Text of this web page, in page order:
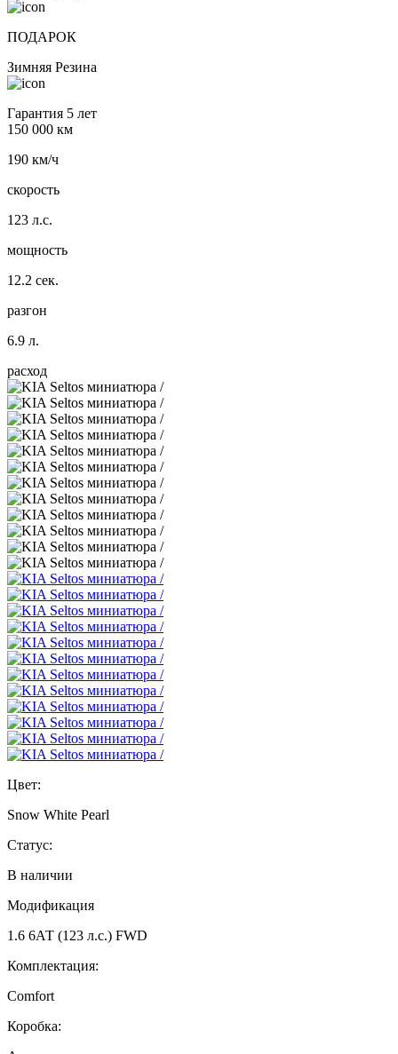
ПОДАРОК
Зимняя Резина
Гарантия 5 лет
150 000 км
190 км/ч
скорость
123 л.с.
мощность
12.2 сек.
разгон
6.9 л.
расход
Цвет:
Snow White Pearl
Статус:
В наличии
Модификация
1.6 6АТ (123 л.с.) FWD
Комплектация:
Comfort
Коробка: